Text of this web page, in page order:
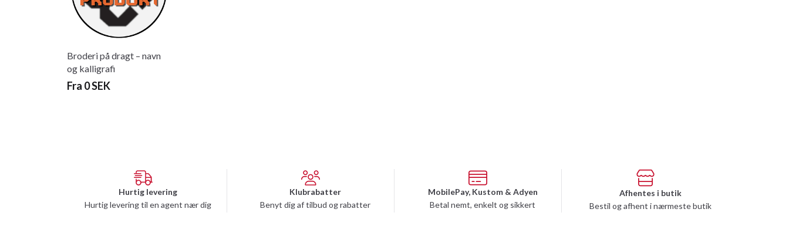
Broderi på dragt – navn
og kalligrafi
Fra 0 SEK
Hurtig levering
Hurtig levering til en agent nær dig
Klubrabatter
Benyt dig af tilbud og rabatter
MobilePay, Kustom & Adyen
Betal nemt, enkelt og sikkert
Afhentes i butik
Bestil og afhent i nærmeste butik